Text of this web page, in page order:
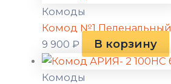
Комоды
Комод №1 Пеленальный
9 900₽ В корзину
Комоды